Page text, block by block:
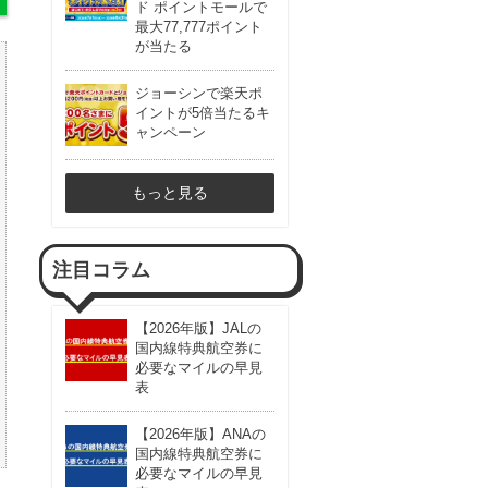
ド ポイントモールで
最大77,777ポイント
が当たる
ジョーシンで楽天ポ
イントが5倍当たるキ
ャンペーン
もっと見る
注目コラム
【2026年版】JALの
国内線特典航空券に
必要なマイルの早見
表
【2026年版】ANAの
国内線特典航空券に
必要なマイルの早見